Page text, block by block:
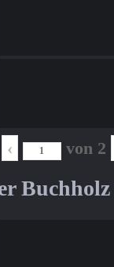
‹ von 2
Buchholz